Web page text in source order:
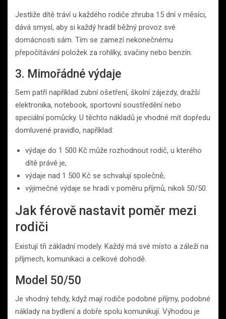
Jestliže dítě tráví u každého rodiče zhruba 15 dní v měsíci,
dává smysl, aby si každý hradil běžný provoz své
domácnosti sám. Tím se zamezí nekonečnému
přepočítávání položek za rohlíky, svačiny nebo benzín.
3. Mimořádné výdaje
Sem patří například zubní ošetření, školní zájezdy, dražší
elektronika, notebook, sportovní soustředění nebo
speciální pomůcky. U těchto nákladů je vhodné mít dopředu
domluvené pravidlo, například:
výdaje do 1 500 Kč může rozhodnout rodič, u kterého
dítě právě je,
výdaje nad 1 500 Kč se schvalují společně,
výjimečné výdaje se hradí v poměru příjmů, nikoli 50/50.
Jak férově nastavit poměr mezi
rodiči
Existují tři základní modely. Každý má své místo a záleží na
příjmech, komunikaci a celkové dohodě.
Model 50/50
Je vhodný tehdy, když mají rodiče podobné příjmy, podobné
náklady na bydlení a dobře spolu komunikují. Výhodou je